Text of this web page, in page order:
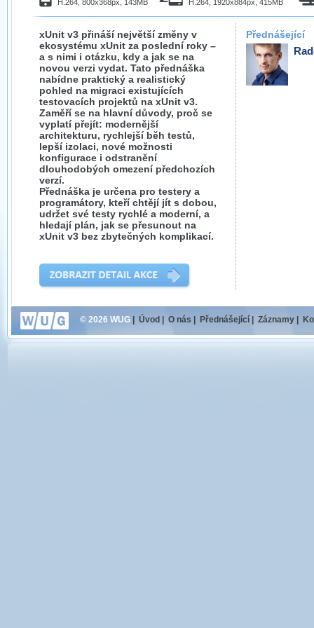
H.264, 800x368px, 143MB H.264, 1920x884px, 415MB
xUnit v3 přináší největší změny v
ekosystému xUnit za poslední roky –
a s nimi i otázku, kdy a jak se na
novou verzi vydat. Tato přednáška
nabídne praktický a realistický
pohled na migraci existujících
testovacích projektů na xUnit v3.
Zaměří se na hlavní důvody, proč se
vyplatí přejít: modernější
architekturu, rychlejší běh testů,
lepší izolaci, nové možnosti
konfigurace i odstranění
dlouhodobých omezení předchozích
verzí.
Přednáška je určena pro testery a
programátory, kteří chtějí jít s dobou,
udržet své testy rychlé a moderní, a
hledají plán, jak se přesunout na
xUnit v3 bez zbytečných komplikací.
Přednášející
© 2026 WUG Úvod O nás Přednášející Záznamy